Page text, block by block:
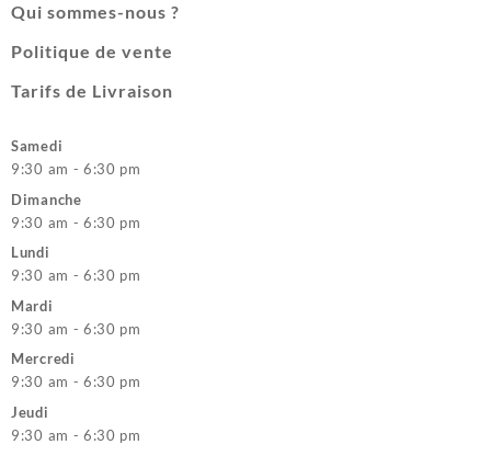
Qui sommes-nous ?
Politique de vente
Tarifs de Livraison
Samedi
9:30 am - 6:30 pm
Dimanche
9:30 am - 6:30 pm
Lundi
9:30 am - 6:30 pm
Mardi
9:30 am - 6:30 pm
Mercredi
9:30 am - 6:30 pm
Jeudi
9:30 am - 6:30 pm